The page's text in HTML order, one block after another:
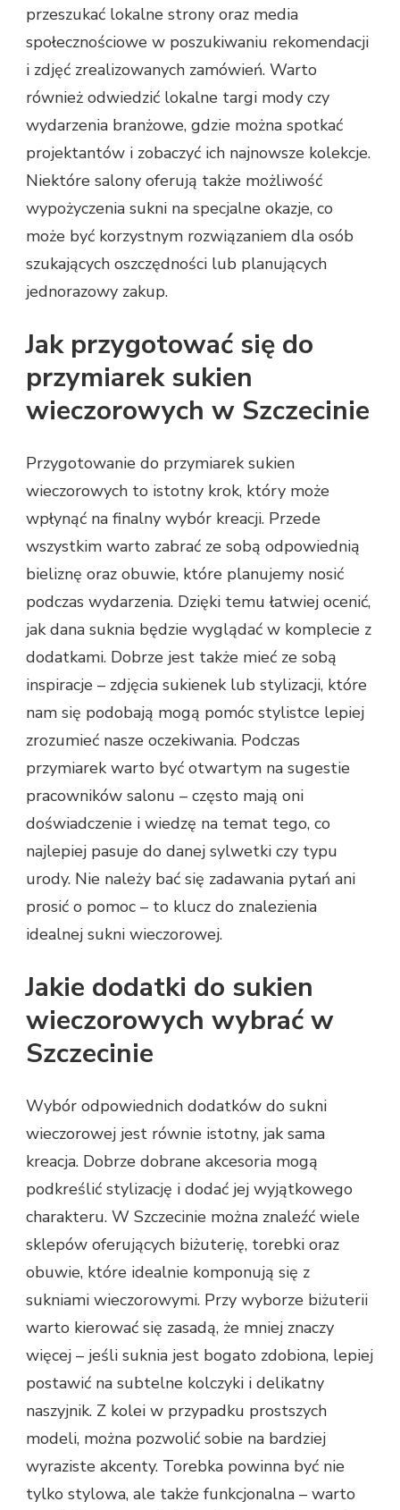
przeszukać lokalne strony oraz media
społecznościowe w poszukiwaniu rekomendacji
i zdjęć zrealizowanych zamówień. Warto
również odwiedzić lokalne targi mody czy
wydarzenia branżowe, gdzie można spotkać
projektantów i zobaczyć ich najnowsze kolekcje.
Niektóre salony oferują także możliwość
wypożyczenia sukni na specjalne okazje, co
może być korzystnym rozwiązaniem dla osób
szukających oszczędności lub planujących
jednorazowy zakup.
Jak przygotować się do
przymiarek sukien
wieczorowych w Szczecinie
Przygotowanie do przymiarek sukien
wieczorowych to istotny krok, który może
wpłynąć na finalny wybór kreacji. Przede
wszystkim warto zabrać ze sobą odpowiednią
bieliznę oraz obuwie, które planujemy nosić
podczas wydarzenia. Dzięki temu łatwiej ocenić,
jak dana suknia będzie wyglądać w komplecie z
dodatkami. Dobrze jest także mieć ze sobą
inspiracje – zdjęcia sukienek lub stylizacji, które
nam się podobają mogą pomóc stylistce lepiej
zrozumieć nasze oczekiwania. Podczas
przymiarek warto być otwartym na sugestie
pracowników salonu – często mają oni
doświadczenie i wiedzę na temat tego, co
najlepiej pasuje do danej sylwetki czy typu
urody. Nie należy bać się zadawania pytań ani
prosić o pomoc – to klucz do znalezienia
idealnej sukni wieczorowej.
Jakie dodatki do sukien
wieczorowych wybrać w
Szczecinie
Wybór odpowiednich dodatków do sukni
wieczorowej jest równie istotny, jak sama
kreacja. Dobrze dobrane akcesoria mogą
podkreślić stylizację i dodać jej wyjątkowego
charakteru. W Szczecinie można znaleźć wiele
sklepów oferujących biżuterię, torebki oraz
obuwie, które idealnie komponują się z
sukniami wieczorowymi. Przy wyborze biżuterii
warto kierować się zasadą, że mniej znaczy
więcej – jeśli suknia jest bogato zdobiona, lepiej
postawić na subtelne kolczyki i delikatny
naszyjnik. Z kolei w przypadku prostszych
modeli, można pozwolić sobie na bardziej
wyraziste akcenty. Torebka powinna być nie
tylko stylowa, ale także funkcjonalna – warto